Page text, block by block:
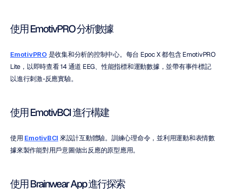
使用 EmotivPRO 分析數據
EmotivPRO 是收集和分析的控制中心。每台 Epoc X 都包含 EmotivPRO
Lite，以即時查看 14 通道 EEG、性能指標和運動數據，並帶有事件標記
以進行刺激-反應實驗。
使用 EmotivBCI 進行構建
使用 EmotivBCI 來設計互動體驗。訓練心理命令，並利用運動和表情數
據來製作能對用戶意圖做出反應的原型應用。
使用 Brainwear App 進行探索